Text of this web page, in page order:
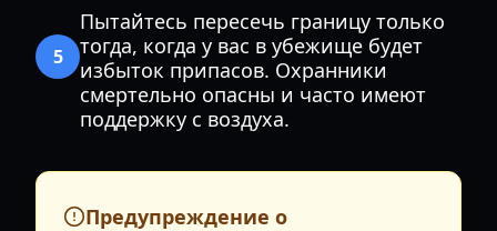
5
Пытайтесь пересечь границу только
тогда, когда у вас в убежище будет
избыток припасов. Охранники
смертельно опасны и часто имеют
поддержку с воздуха.
Предупреждение о